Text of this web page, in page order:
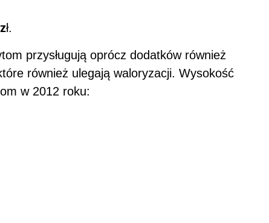
ł.
przysługują oprócz dodatków również
również ulegają waloryzacji. Wysokość
w 2012 roku: